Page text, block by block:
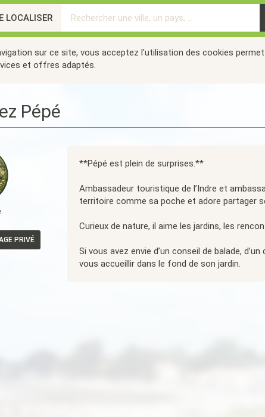
LOCALISER
sur ce site, vous acceptez l'utilisation des cookies
et offres adaptés.
Pépé
PRIVÉ
**Pépé est plein de surprises.**
Ambassadeur touristique de l’Indre et
territoire comme sa poche et adore partager
Curieux de nature, il aime les jardins, les
Si vous avez envie d’un conseil de balade,
vous accueillir dans le fond de son jardin.